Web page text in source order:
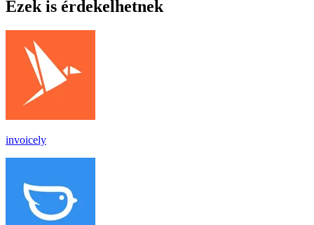
Ezek is érdekelhetnek
invoicely